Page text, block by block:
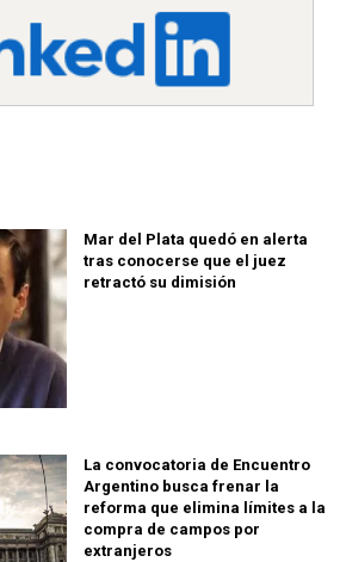
Mar del Plata quedó en alerta
tras conocerse que el juez
retractó su dimisión
La convocatoria de Encuentro
Argentino busca frenar la
reforma que elimina límites a la
compra de campos por
extranjeros